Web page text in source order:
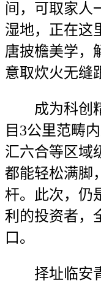
间，可取家人
湿地，正在这
唐披檐美学，
意取炊火无缝
成为科创精
目3公里范畴
汇六合等区域
都能轻松满脚
杆。此次，仍
利的投资者，
口。
择址临安青